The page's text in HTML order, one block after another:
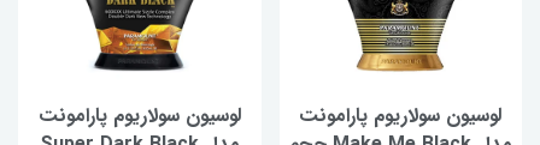
لوسیون سولاریوم پارامونت
لوسیون سولاریوم پارامونت